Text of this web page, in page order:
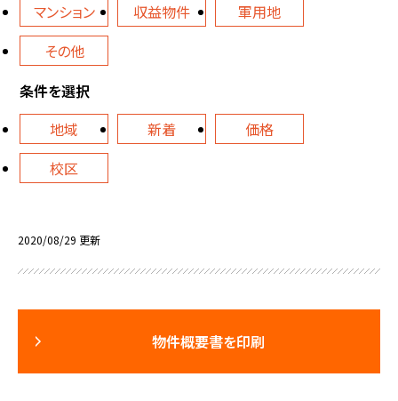
マンション
収益物件
軍用地
その他
条件を選択
地域
新着
価格
校区
2020/08/29 更新
物件概要書を印刷